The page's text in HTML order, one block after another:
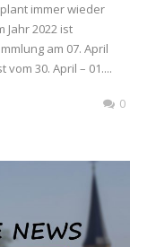
immer wieder
2022 ist
am 07. April
30. April – 01....
0